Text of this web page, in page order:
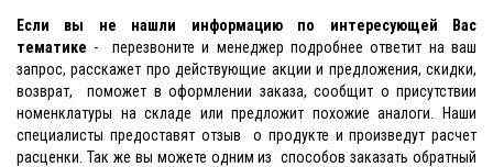
Если вы не нашли информацию по интересующей Вас
тематике - перезвоните и менеджер подробнее ответит на ваш
запрос, расскажет про действующие акции и предложения, скидки,
возврат, поможет в оформлении заказа, сообщит о присутствии
номенклатуры на складе или предложит похожие аналоги. Наши
специалисты предоставят отзыв о продукте и произведут расчет
расценки. Так же вы можете одним из способов заказать обратный